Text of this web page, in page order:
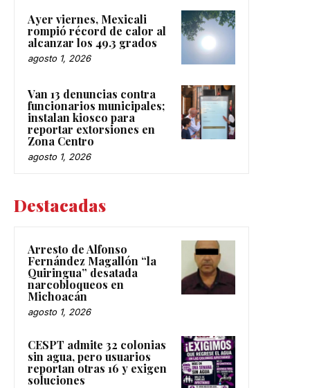
Ayer viernes, Mexicali
rompió récord de calor al
alcanzar los 49.3 grados
agosto 1, 2026
Van 13 denuncias contra
funcionarios municipales;
instalan kiosco para
reportar extorsiones en
Zona Centro
agosto 1, 2026
Destacadas
Arresto de Alfonso
Fernández Magallón “la
Quiringua” desatada
narcobloqueos en
Michoacán
agosto 1, 2026
CESPT admite 32 colonias
sin agua, pero usuarios
reportan otras 16 y exigen
soluciones